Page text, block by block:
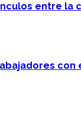
entre
con